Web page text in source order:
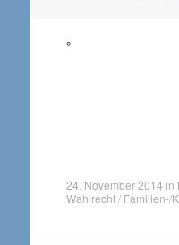
°
24. November 2014 in
Wahlrecht / Familien-/